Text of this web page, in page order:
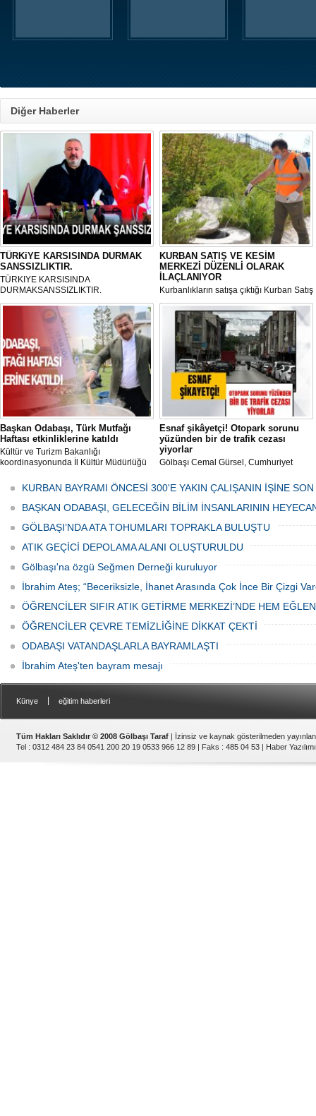
Diğer Haberler
TÜRKiYE KARSISINDA DURMAK
SANSSIZLIKTIR.
TÜRKIYE KARSISINDA
DURMAKSANSSIZLIKTIR.
KURBAN SATIŞ VE KESİM
MERKEZİ DÜZENLİ OLARAK
İLAÇLANIYOR
Kurbanlıkların satışa çıktığı Kurban Satış
ve Kesim Merkezi, haşere ve
mikropların önüne geçilmesi amacıyla
her gün Gölbaşı Belediyesi ekipleri
tarafından düzenli olarak ilaçlanıyor.
Başkan Odabaşı, Türk Mutfağı
Haftası etkinliklerine katıldı
Kültür ve Turizm Bakanlığı
koordinasyonunda İl Kültür Müdürlüğü
Haftası" etkinlikleri Ankara'da devam
ediyor.
Esnaf şikâyetçi! Otopark sorunu
yüzünden bir de trafik cezası
yiyorlar
Gölbaşı Cemal Gürsel, Cumhuriyet
bulunan esnaf ve alışverişe gelen
vatandaşlar park cezaları yüzünden
canından bezdi.
KURBAN BAYRAMI ÖNCESİ 300'E YAKIN ÇALIŞANIN İŞİNE
BAŞKAN ODABAŞI, GELECEĞİN BİLİM İNSANLARININ
GÖLBAŞI’NDA ATA TOHUMLARI TOPRAKLA BULUŞTU
ATIK GEÇİCİ DEPOLAMA ALANI OLUŞTURULDU
Gölbaşı'na özgü Seğmen Derneği kuruluyor
İbrahim Ateş; “Beceriksizle, İhanet Arasında Çok İnce Bir Çizgi
ÖĞRENCİLER SIFIR ATIK GETİRME MERKEZİ’NDE HEM
ÖĞRENCİLER ÇEVRE TEMİZLİĞİNE DİKKAT ÇEKTİ
ODABAŞI VATANDAŞLARLA BAYRAMLAŞTI
İbrahim Ateş'ten bayram mesajı
Künye eğitim haberleri
Tüm Hakları Saklıdır © 2008 Gölbaşı Taraf | İzinsiz ve kaynak gösterilmeden
Tel : 0312 484 23 84 0541 200 20 19 0533 966 12 89 | Faks : 485 04 53 | Haber Yazılımı